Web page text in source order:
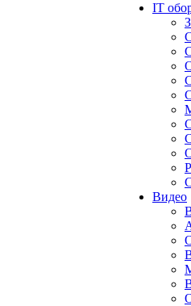
IT
Видео